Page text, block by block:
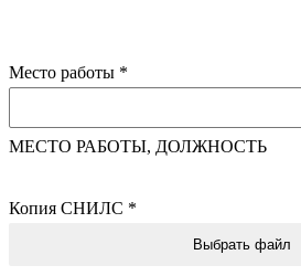
Место работы *
МЕСТО РАБОТЫ, ДОЛЖНОСТЬ
Копия СНИЛС *
Выбрать файл